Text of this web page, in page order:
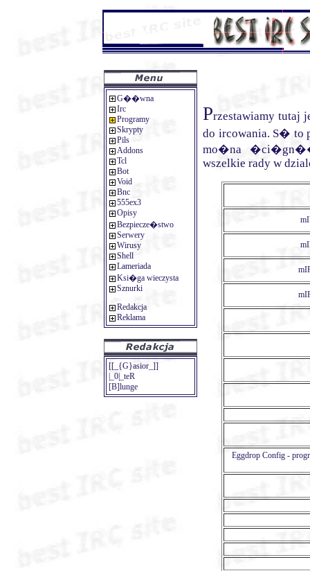
G��wna
Irc
Programy
Skrypty
Pils
Addons
Tcl
Bot
Void
Bnc
555ex3
Opisy
Bezpiecze�stwo
Serwery
Wirusy
Shell
Lameriada
Ksi�ga wieczysta
Sznurki
Redakcja
Reklama
[[_{G}asior_]]
|_0|_teR
[B]lunge
Przestawiamy tutaj
do ircowania. S� to
mo�na
wszelkie rady w
Eggdrop Config -